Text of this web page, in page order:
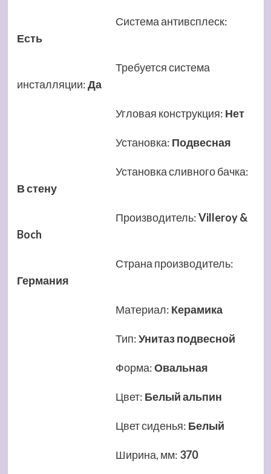
Система антивсплеск:
Есть
Требуется система
инсталляции:Да
Угловая конструкция: Нет
Установка: Подвесная
Установка сливного бачка:
В стену
Производитель:Villeroy &
Boch
Страна производитель:
Германия
Материал: Керамика
Тип:Унитаз подвесной
Форма:Овальная
Цвет: Белый альпин
Цвет сиденья: Белый
Ширина, мм: 370